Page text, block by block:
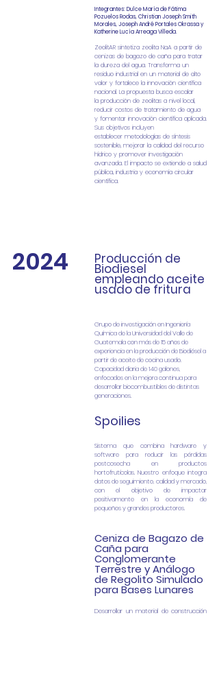
Integrantes: Dulce María de Fátima
Pozuelos Rodas, Christian JosephSmith
Morales, Joseph André Portales Okrassa y
Katherine Lucía ArreagaVilleda.
ZeolitAR sintetiza zeolita NaA a partir de
cenizas de bagazo de caña para tratar
la dureza del agua. Transforma un
residuo industrial en un material de alto
valor y fortalece la innovación científica
nacional. La propuesta busca escalar
la producción de zeolitas a nivel local,
reducir costos de tratamiento de agua
y fomentar innovación científica aplicada.
Sus objetivos incluyen
establecer metodologías de síntesis
sostenible, mejorar la calidad del recurso
hídrico y promover investigación
avanzada. El impacto se extiende a salud
pública, industria y economía circular
científica.
2024 Producción de
Biodiesel
empleando aceite
usado de fritura
​Grupo de investigación en Ingeniería
Química de laUniversidad del Valle de
Guatemala con más de 15 años de
experiencia en la producción de Biodiésel a
partir de aceite de cocina usado.
Capacidad diaria de 140 galones,
enfocados en la mejora continua para
desarrollar biocombustibles de distintas
generaciones.
Spoilies
​Sistema que combina hardware y
software para reducir las pérdidas
postcosecha en productos
hortofrutícolas. Nuestro enfoque integra
datos de seguimiento, calidad y mercado,
con el objetivo de impactar
positivamente en la economía de
pequeños y grandes productores.
Ceniza de Bagazo de
Caña para
Conglomerante
Terrestre y Análogo
de Regolito Simulado
para Bases Lunares
Desarrollar un material de construcción